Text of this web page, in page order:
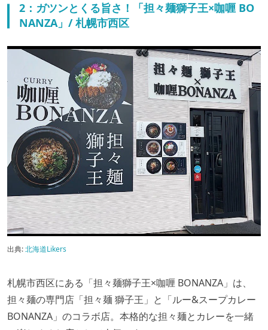
2：ガツンとくる旨さ！「担々麺獅子王×咖喱 BO
NANZA」/ 札幌市西区
出典:北海道Likers
札幌市西区にある「担々麺獅子王×咖喱 BONANZA」は、
担々麺の専門店「担々麺 獅子王」と「ルー&スープカレー
BONANZA」のコラボ店。本格的な担々麺とカレーを一緒